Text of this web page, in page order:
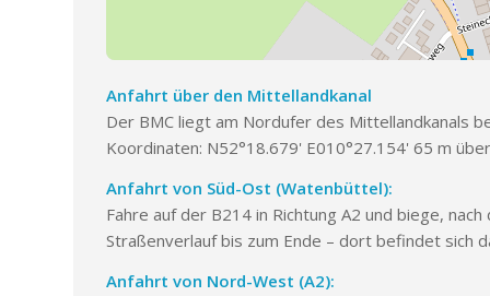
Anfahrt über den Mittellandkanal
Der BMC liegt am Nordufer des Mittellandkanals
Koordinaten: N52°18.679' E010°27.154' 65 m
Anfahrt von Süd-Ost (Watenbüttel):
Fahre auf der B214 in Richtung A2 und biege,
Straßenverlauf bis zum Ende – dort befindet sich
Anfahrt von Nord-West (A2):